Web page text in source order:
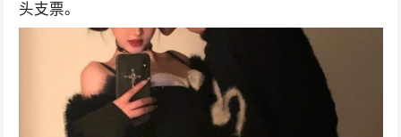
头支票。